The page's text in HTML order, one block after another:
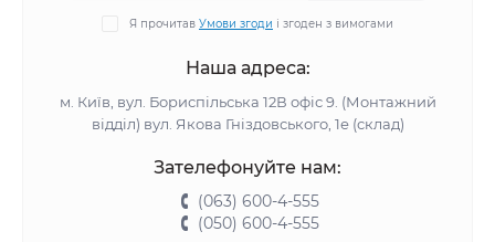
Я прочитав Умови згоди і згоден з вимогами
Наша адреса:
м. Київ, вул. Бориспільська 12В офіс 9. (Монтажний
відділ) вул. Якова Гніздовського, 1е (склад)
Зателефонуйте нам:
(063) 600-4-555
(050) 600-4-555